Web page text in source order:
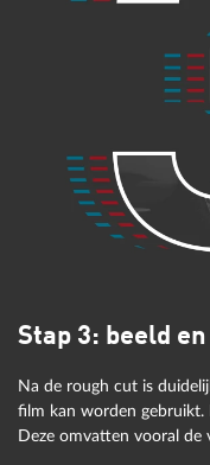
Zo werkt het in Video
In het storyboard van
elk geïmporteerd
Door eenvoudig met
clips binnen de video
In de storyboard
beschikbaar. Hier kun
juiste volgorde zetten
herschikken of zelfs te
Stap 3: beeld
Na de rough cut is
film kan worden gebruikt.
Deze omvatten vooral de